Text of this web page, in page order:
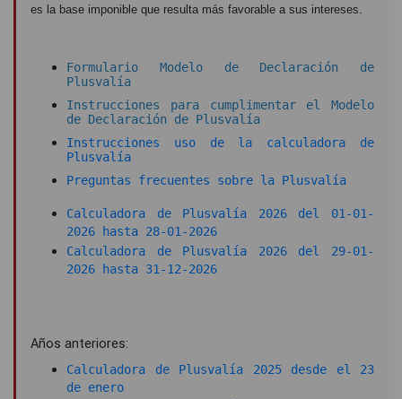
es la base imponible que resulta más favorable a sus intereses.
Formulario Modelo de Declaración de
Plusvalía
Instrucciones para cumplimentar el Modelo
de Declaración de Plusvalía
Instrucciones uso de la calculadora de
Plusvalía
Preguntas frecuentes sobre la Plusvalía
Calculadora de Plusvalía 2026 del 01-01-
2026 hasta 28-01-2026
Calculadora de Plusvalía 2026 del 29-01-
2026 hasta 31-12-2026
Años anteriores:
Calculadora de Plusvalía 2025 desde el 23
de enero